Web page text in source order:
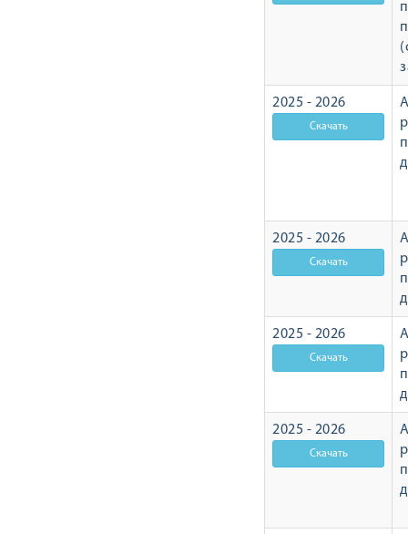
2025 - 2026
2025 - 2026
2025 - 2026
2025 - 2026